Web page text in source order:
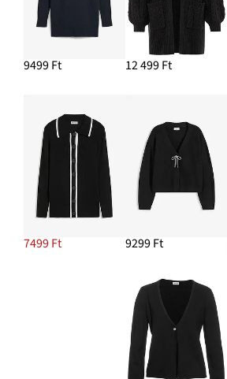
9499 Ft 12 499 Ft
7499 Ft 9299 Ft